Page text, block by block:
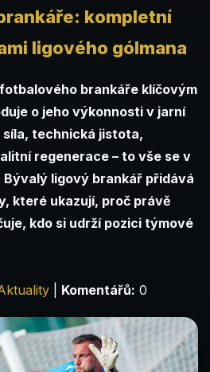
kompletní
ligového gólmana
brankáře klíčovým
o jeho výkonnosti v jarní
síla, technická jistota,
regenerace – to vše se v
ligový brankář přidává
které ukazují, proč právě
kdo si udrží pozici týmové
Komentářů: 0